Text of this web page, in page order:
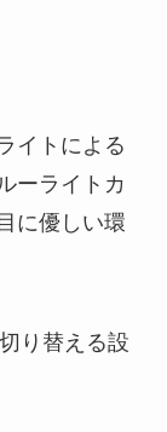
イトによる
ーライトカ
に優しい環
り替える設